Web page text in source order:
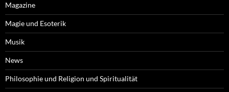
Magazine
Magie und Esoterik
Musik
News
Philosophie und Religion und Spiritualität